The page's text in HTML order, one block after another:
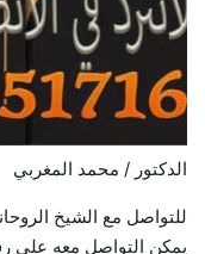
الدكتور / محمد المغربي
للتواصل مع الشيخ
يمكن التواصل معه على